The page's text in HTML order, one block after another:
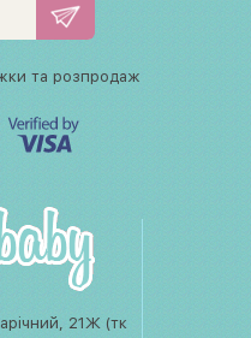
та розпродаж
21Ж (тк